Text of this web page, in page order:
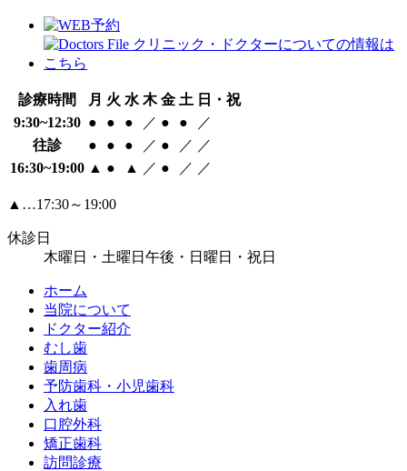
診療時間 月 火 水 木 金 土 日・祝
9:30~12:30 ● ● ● ／ ● ●
／
往診
● ● ● ／ ● ／ ／
16:30~19:00 ▲ ● ▲ ／ ● ／ ／
▲…17:30～19:00
休診日
木曜日・土曜日午後・日曜日・祝日
ホーム
当院について
ドクター紹介
むし歯
歯周病
予防歯科・小児歯科
入れ歯
口腔外科
矯正歯科
訪問診療